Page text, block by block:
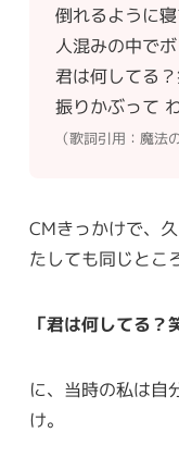
倒れるように
人混みの中で
君は何してる
振りかぶって
（歌詞引用：魔法
CMきっかけで、
たしても同じとこ
「君は何してる？
に、当時の私は自
け。